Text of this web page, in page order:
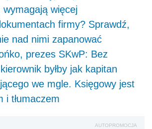
wymagają więcej
firmy? Sprawdź,
nad nimi zapanować
prezes SKwP: Bez
byłby jak kapitan
we mgle. Księgowy jest
i tłumaczem
AUTOPROMOCJA